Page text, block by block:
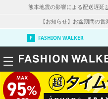
熊本地震の影響による配送遅延
【お知らせ】お盆期間の
FASHION WALKER